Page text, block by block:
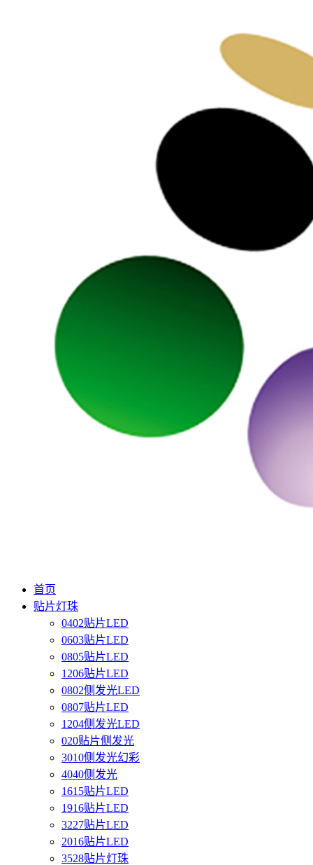
首页
贴片灯珠
0402贴片LED
0603贴片LED
0805贴片LED
1206贴片LED
0802侧发光LED
0807贴片LED
1204侧发光LED
020贴片侧发光
3010侧发光幻彩
4040侧发光
1615贴片LED
1916贴片LED
3227贴片LED
2016贴片LED
3528贴片灯珠